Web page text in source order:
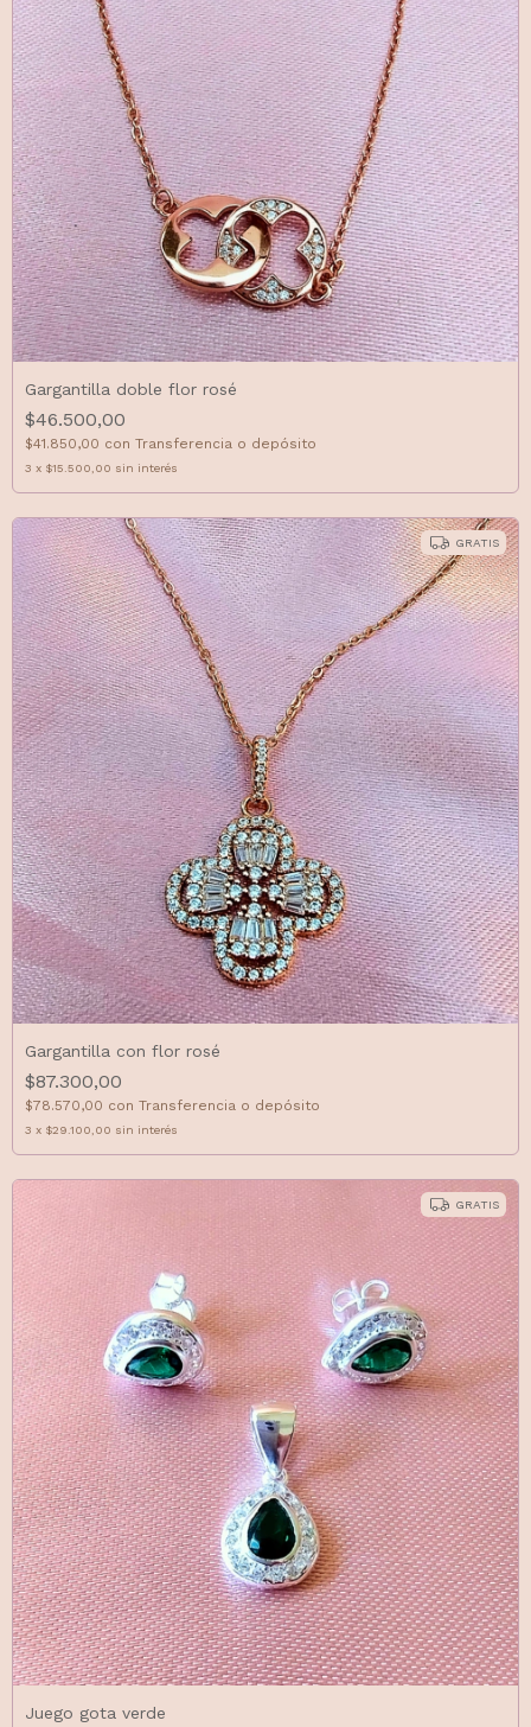
Gargantilla doble flor rosé
$46.500,00
$41.850,00 con Transferencia o depósito
3 x $15.500,00 sin interés
GRATIS
Gargantilla con flor rosé
$87.300,00
$78.570,00 con Transferencia o depósito
3 x $29.100,00 sin interés
GRATIS
Juego gota verde